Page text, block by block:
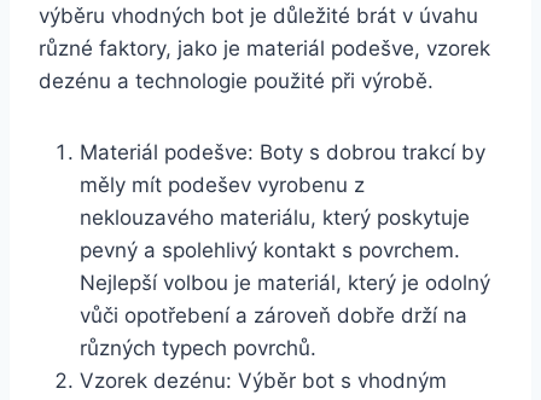
výběru ⁣vhodných bot je důležité ⁣brát‍ v úvahu
různé⁣ faktory, jako ⁣je ‌materiál podešve, vzorek
dezénu ⁤a technologie použité při výrobě. ‌
Materiál podešve: Boty s dobrou trakcí ​by
‌měly mít podešev vyrobenu ‍z
neklouzavého⁤ materiálu, který poskytuje
pevný a spolehlivý kontakt s ‌povrchem.
Nejlepší volbou je ⁤materiál, který je odolný
vůči opotřebení a zároveň dobře drží na
různých typech povrchů.
Vzorek dezénu: Výběr bot s vhodným